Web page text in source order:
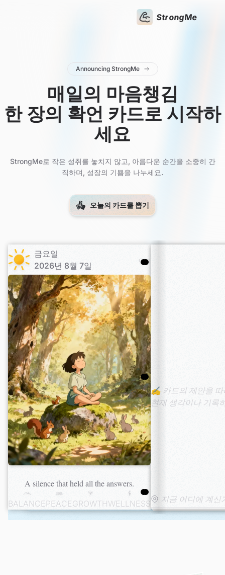
StrongMe
Announcing StrongMe
매일의 마음챙김
한 장의 확언 카드로 시작하
세요
StrongMe로 작은 성취를 놓치지 않고, 아름다운 순간을 소중히 간
직하며, 성장의 기쁨을 나누세요.
오늘의 카드를 뽑기
금요일
2026년 8월 7일
001
A silence that held all the answers.
BALANCE PEACEGROWTHWELLNESS